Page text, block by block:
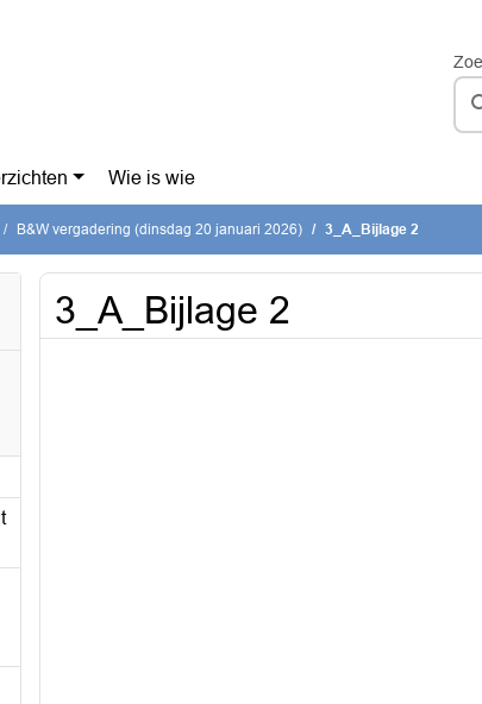
Wie is wie
B&W vergadering (dinsdag 20 januari 2026) 3_A_Bijlage 2
3_A_Bijlage 2